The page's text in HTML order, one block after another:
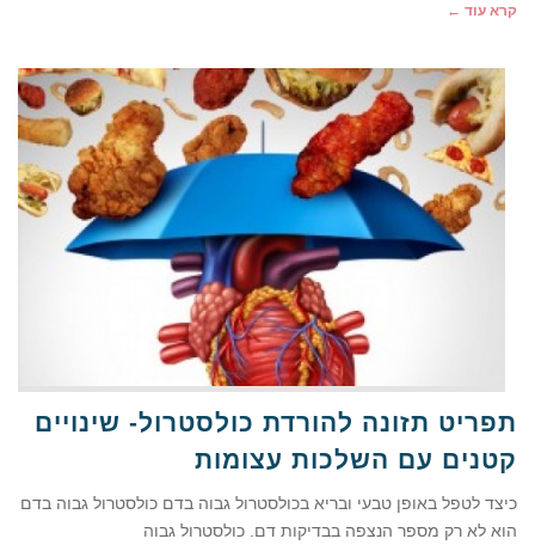
קרא עוד ←
תפריט תזונה להורדת כולסטרול- שינויים
קטנים עם השלכות עצומות
כיצד לטפל באופן טבעי ובריא בכולסטרול גבוה בדם כולסטרול גבוה בדם
הוא לא רק מספר הנצפה בבדיקות דם. כולסטרול גבוה